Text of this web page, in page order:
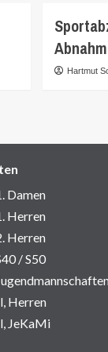
Hartmut
Damen
Herren
Herren
/ S50
Herren
JeKaMi